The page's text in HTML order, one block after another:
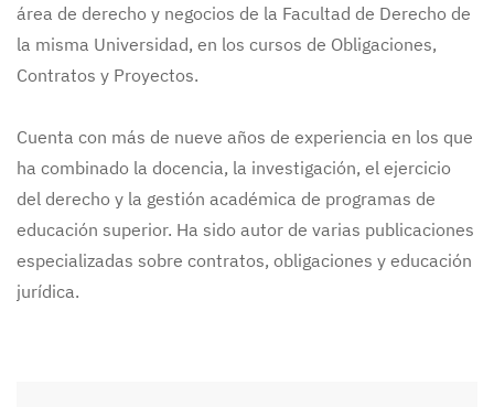
área de derecho y negocios de la Facultad de Derecho de
la misma Universidad, en los cursos de Obligaciones,
Contratos y Proyectos.
Cuenta con más de nueve años de experiencia en los que
ha combinado la docencia, la investigación, el ejercicio
del derecho y la gestión académica de programas de
educación superior. Ha sido autor de varias publicaciones
especializadas sobre contratos, obligaciones y educación
jurídica.